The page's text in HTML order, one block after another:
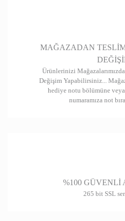
Gönder
MAĞAZADAN
Ürünlerinizi
Değişim Yapabilirsiniz...
hediye notu bölümüne
numaramıza not
%100 GÜVENLİ
265 bit SSL